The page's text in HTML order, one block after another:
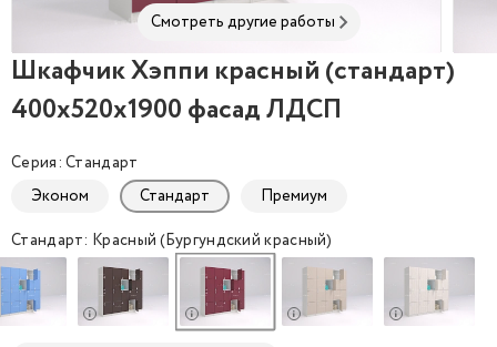
Шкафчик Хэппи красный (стандарт)
Смотреть другие работы
Шкафчик Хэппи красный (стандарт)
400x520x1900 фасад ЛДСП
Серия: Стандарт
Эконом
Стандарт
Премиум
Стандарт: Красный (Бургундский красный)